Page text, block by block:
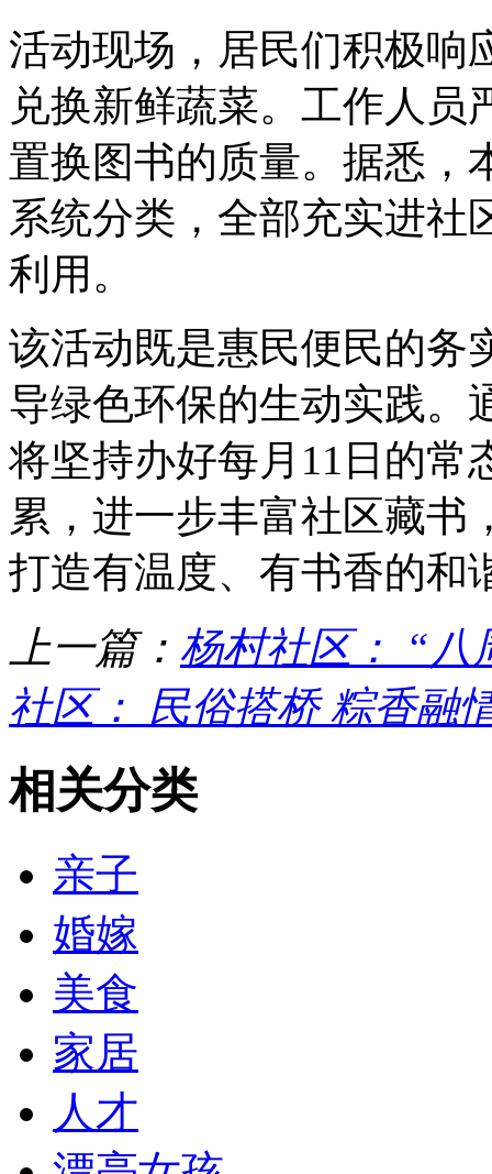
活动现场，居民们积极响
兑换新鲜蔬菜。工作人
置换图书的质量。据悉，
系统分类，全部充实进社
利用。
该活动既是惠民便民的务
导绿色环保的生动实践。
将坚持办好每月11日的常
累，进一步丰富社区藏书
打造有温度、有书香的和
上一篇： 杨村社区： “八
社区： 民俗搭桥 粽香融
相关分类
亲子
婚嫁
美食
家居
人才